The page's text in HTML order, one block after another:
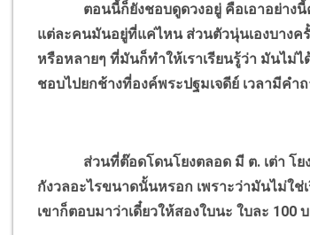
ตอนนี้ก็ยังชอบดูดวงอยู่ คือเอาอย่างนี้คน
แต่ละคนมันอยู่ที่แค่ไหน ส่วนตัวนุ่นเองบางค
หรือหลายๆ ที่มันก็ทำให้เราเรียนรู้ว่า มันไม่
ชอบไปยกช้างที่องค์พระปฐมเจดีย์ เวลามีคำ
ส่วนที่ต๊อดโดนโยงตลอด มี ต. เต่า โยงม
กังวลอะไรขนาดนั้นหรอก เพราะว่ามันไม่ใ
เขาก็ตอบมาว่าเดี๋ยวให้สองใบนะ ใบละ 100